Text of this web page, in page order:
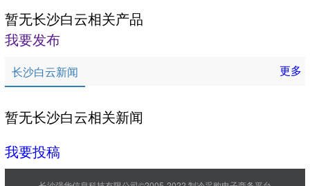
暂无长沙白云相关产品
我要发布
长沙白云新闻 更多
暂无长沙白云相关新闻
我要投稿